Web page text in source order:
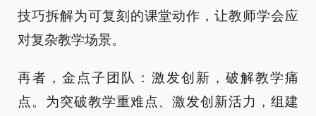
技巧拆解为可复刻的课堂动作，让教师学会应
对复杂教学场景。
再者，金点子团队：激发创新，破解教学痛
点。为突破教学重难点、激发创新活力，组建